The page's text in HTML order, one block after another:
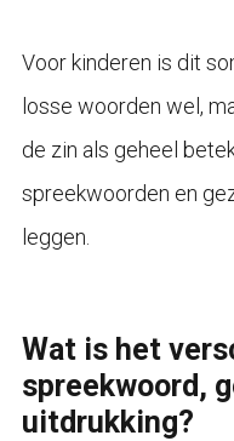
Voor kinderen is dit
losse woorden wel,
de zin als geheel
spreekwoorden en
leggen.
Wat is het
spreekwoord,
uitdrukking?